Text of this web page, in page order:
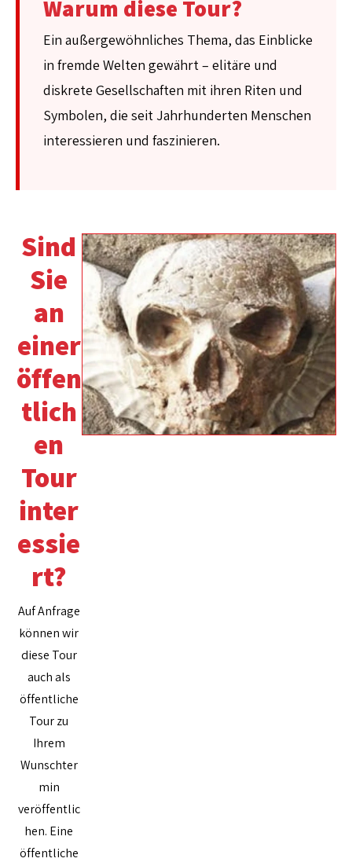
Warum diese Tour?
Ein außergewöhnliches Thema, das Einblicke
in fremde Welten gewährt – elitäre und
diskrete Gesellschaften mit ihren Riten und
Symbolen, die seit Jahrhunderten Menschen
interessieren und faszinieren.
Sind
Sie
an
einer
öffen
tlich
en
Tour
inter
essie
rt?
Auf Anfrage
können wir
diese Tour
auch als
öffentliche
Tour zu
Ihrem
Wunschter
min
veröffentlic
hen. Eine
öffentliche